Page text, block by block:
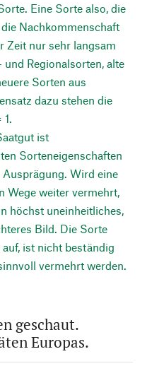
Eine Sorte also, die
Nachkommenschaft
Zeit nur sehr langsam
Regionalsorten, alte
Sorten aus
dazu stehen die
ist
Sorteneigenschaften
Wird eine
Wege weiter vermehrt,
höchst uneinheitliches,
Bild. Die Sorte
ist nicht beständig
vermehrt werden.
geschaut.
Europas.